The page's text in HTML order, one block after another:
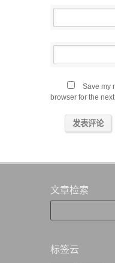
Save my
browser for the
文章检索
标签云